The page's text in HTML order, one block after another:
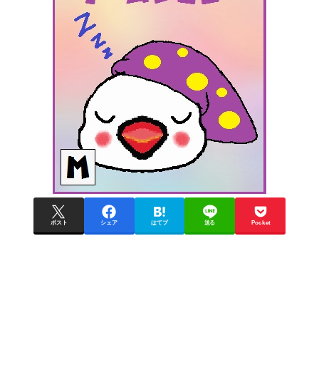
ポスト シェア はてブ 送る Pocket